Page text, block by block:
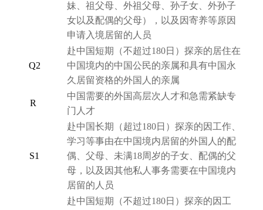
妹、祖父母、外祖父母、孙子女、外孙子
女以及配偶的父母）
，以及因寄养等原因
申请入境居留的人员
Q2
赴中国短期 （不超过180日 ） 探亲的居住在
中国境内的中国公民的亲属和具有中国永
久居留资格的外国人的亲属
R
中国需要的外国高层次人才和急需紧缺专
门人才
S1
赴中国长期 （超过180日 ） 探亲的因工作、
学习等事由在中国境内居留的外国人的配
偶、父母、未满18周岁的子女、配偶的父
母，以及因其他私人事务需要在中国境内
居留的人员
赴中国短期 （不超过180日 ） 探亲的因工